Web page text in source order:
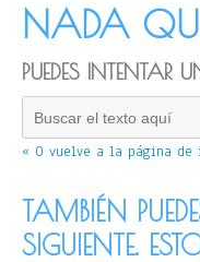
NADA
PUEDES INTENTAR
« O vuelve a la página
TAMBIÉN
SIGUIENTE.